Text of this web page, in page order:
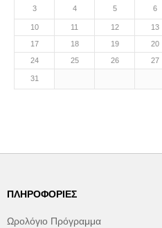
3 4 5 6
10 11 12 13
17
18 19 20
24
25 26 27
31
ΠΛΗΡΟΦΟΡΊΕΣ
Ωρολόγιο Πρόγραμμα